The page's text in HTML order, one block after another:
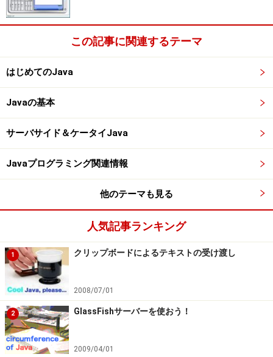
この記事に関連するテーマ
はじめてのJava
Javaの基本
サーバサイド＆ケータイJava
Javaプログラミング関連情報
他のテーマも見る
人気記事ランキング
1 クリップボードによるテキストの受け渡し
2008/07/01
2 GlassFishサーバーを使おう！
2009/04/01